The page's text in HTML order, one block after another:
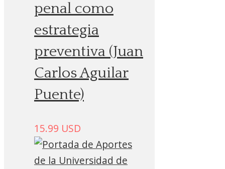
penal como
estrategia
preventiva (Juan
Carlos Aguilar
Puente)
15.99 USD